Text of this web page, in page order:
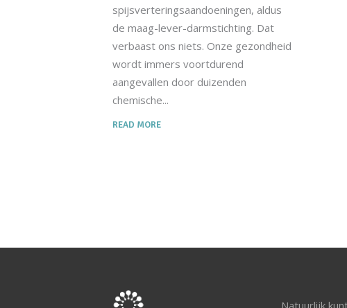
spijsverteringsaandoeningen, aldus
de maag-lever-darmstichting. Dat
verbaast ons niets. Onze gezondheid
wordt immers voortdurend
aangevallen door duizenden
chemische
READ MORE
Natuurlijk